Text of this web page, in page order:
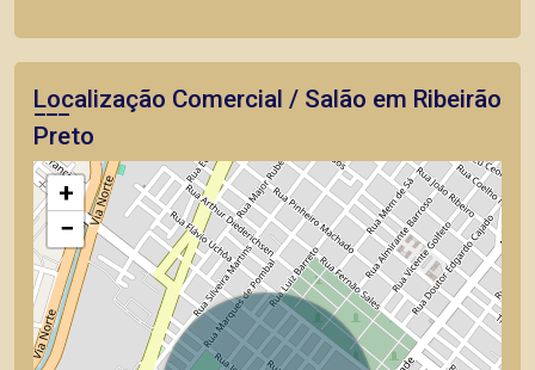
Localização Comercial / Salão em Ribeirão
Preto
+
−